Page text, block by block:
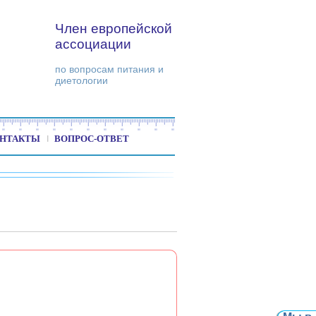
Член европейской
ассоциации
по вопросам питания и
диетологии
ВОПРОС-ОТВЕТ